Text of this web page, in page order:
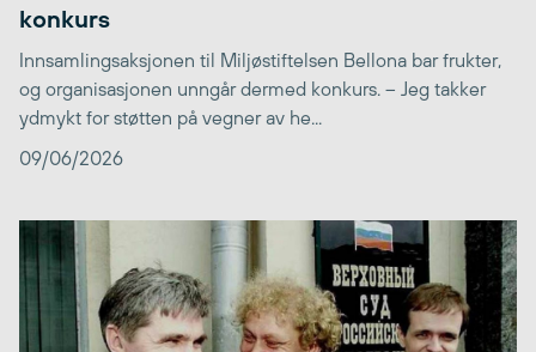
konkurs
Innsamlingsaksjonen til Miljøstiftelsen Bellona bar frukter,
og organisasjonen unngår dermed konkurs. – Jeg takker
ydmykt for støtten på vegner av he...
09/06/2026